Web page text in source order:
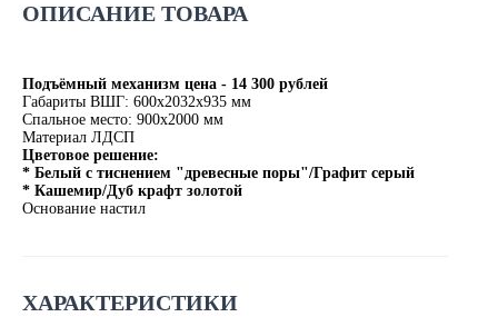
ОПИСАНИЕ ТОВАРА
Подъёмный механизм цена - 14 300 рублей
Габариты ВШГ: 600х2032х935 мм
Спальное место: 900х2000 мм
Материал ЛДСП
Цветовое решение:
* Белый с тиснением "древесные поры"/Графит серый
* Кашемир/Дуб крафт золотой
Основание настил
ХАРАКТЕРИСТИКИ